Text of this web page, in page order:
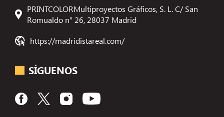
PRINTCOLORMultiproyectos Gráficos, S. L. C/ San
Romualdo n° 26, 28037 Madrid
https://madridistareal.com/
SÍGUENOS